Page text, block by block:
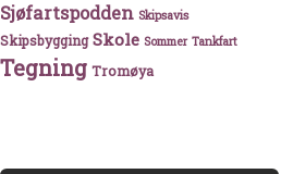
Sjøfartspodden Skipsavis
Skipsbygging Skole Sommer Tankfart
Tegning Tromøya